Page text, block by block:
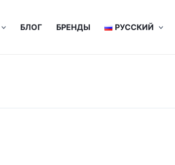
БЛОГ БРЕНДЫ РУССКИЙ